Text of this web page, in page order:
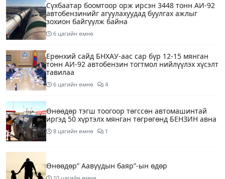
Сүхбаатар боомтоор орж ирсэн 3448 тонн АИ-92
автобензинийг агуулахуудад буулгах ажлыг
зохион байгуулж байна
6 цагийн өмнө
Ерөнхий сайд БНХАУ-аас сар бүр 12-15 мянган
тонн АИ-92 автобензин тогтмол нийлүүлэх хүсэлт
тавилаа
6 цагийн өмнө 4
Өнөөдөр тэгш тоогоор төгссөн автомашинтай
иргэд 50 хүртэлх мянган төгрөгөнд БЕНЗИН авна
8 цагийн өмнө 1
Өнөөдөр” Аавуудын баяр”-ын өдөр